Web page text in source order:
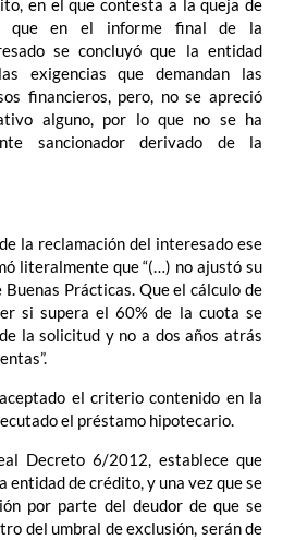
en el que contesta a la queja de
que en el informe final de la
se concluyó que la entidad
exigencias que demandan las
financieros, pero, no se apreció
alguno, por lo que no se ha
sancionador derivado de la
la reclamación del interesado ese
literalmente que “(…) no ajustó su
Prácticas. Que el cálculo de
si supera el 60% de la cuota se
la solicitud y no a dos años atrás
el criterio contenido en la
el préstamo hipotecario.
Decreto 6/2012, establece que
entidad de crédito, y una vez que se
por parte del deudor de que se
del umbral de exclusión, serán de